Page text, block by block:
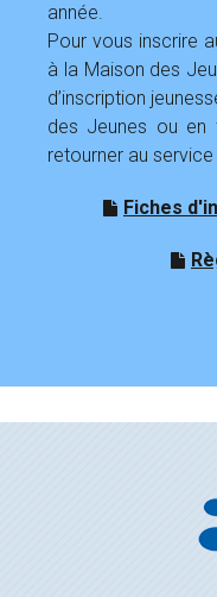
année.
Pour vous inscrire
à la Maison des
d’inscription
des Jeunes ou en
retourner au
Fiches